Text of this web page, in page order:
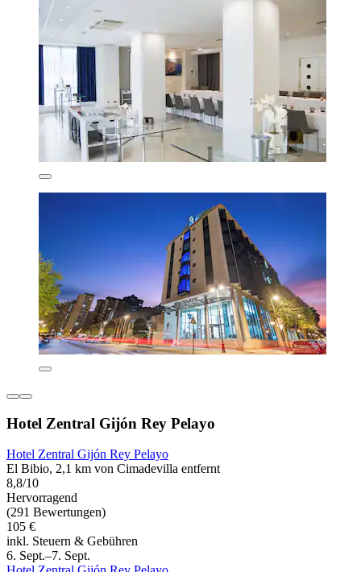
Hotel Zentral Gijón Rey Pelayo
Hotel Zentral Gijón Rey Pelayo
El Bibio, 2,1 km von Cimadevilla entfernt
8,8/10
Hervorragend
(291 Bewertungen)
105 €
inkl. Steuern & Gebühren
6. Sept.–7. Sept.